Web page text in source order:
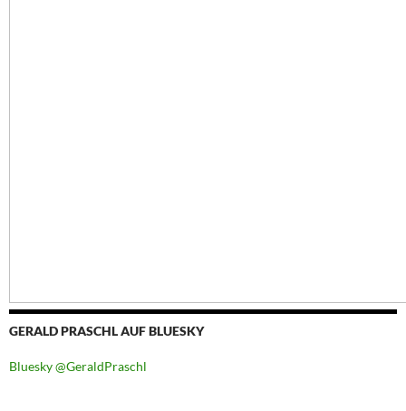
GERALD PRASCHL AUF BLUESKY
Bluesky @GeraldPraschl